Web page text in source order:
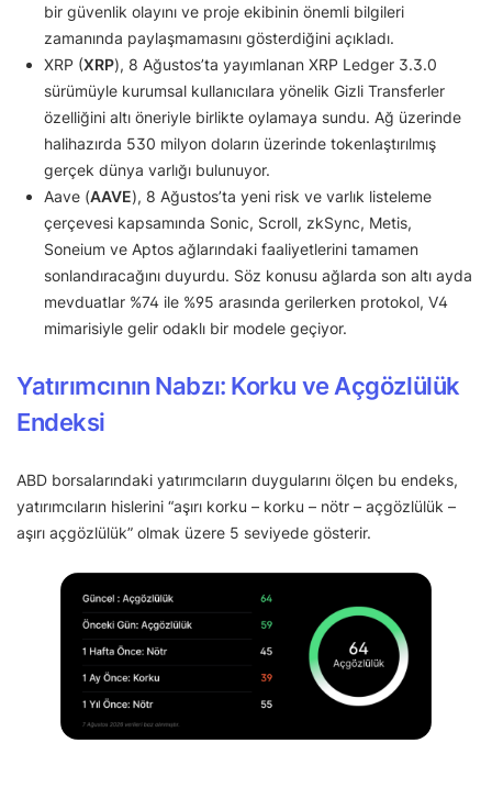
bir güvenlik olayını ve proje ekibinin önemli bilgileri
zamanında paylaşmamasını gösterdiğini açıkladı.
XRP (XRP), 8 Ağustos’ta yayımlanan XRP Ledger 3.3.0
sürümüyle kurumsal kullanıcılara yönelik Gizli Transferler
özelliğini altı öneriyle birlikte oylamaya sundu. Ağ üzerinde
halihazırda 530 milyon doların üzerinde tokenlaştırılmış
gerçek dünya varlığı bulunuyor.
Aave (AAVE), 8 Ağustos’ta yeni risk ve varlık listeleme
çerçevesi kapsamında Sonic, Scroll, zkSync, Metis,
Soneium ve Aptos ağlarındaki faaliyetlerini tamamen
sonlandıracağını duyurdu. Söz konusu ağlarda son altı ayda
mevduatlar %74 ile %95 arasında gerilerken protokol, V4
mimarisiyle gelir odaklı bir modele geçiyor.
Yatırımcının Nabzı: Korku ve Açgözlülük
Endeksi
ABD borsalarındaki yatırımcıların duygularını ölçen bu endeks,
yatırımcıların hislerini “aşırı korku – korku – nötr – açgözlülük –
aşırı açgözlülük” olmak üzere 5 seviyede gösterir.